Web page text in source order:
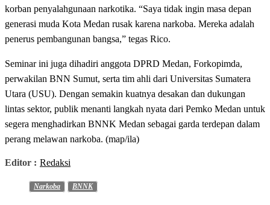
korban penyalahgunaan narkotika. “Saya tidak ingin masa depan
generasi muda Kota Medan rusak karena narkoba. Mereka adalah
penerus pembangunan bangsa,” tegas Rico.
Seminar ini juga dihadiri anggota DPRD Medan, Forkopimda,
perwakilan BNN Sumut, serta tim ahli dari Universitas Sumatera
Utara (USU). Dengan semakin kuatnya desakan dan dukungan
lintas sektor, publik menanti langkah nyata dari Pemko Medan untuk
segera menghadirkan BNNK Medan sebagai garda terdepan dalam
perang melawan narkoba. (map/ila)
Editor : Redaksi
Narkoba BNNK